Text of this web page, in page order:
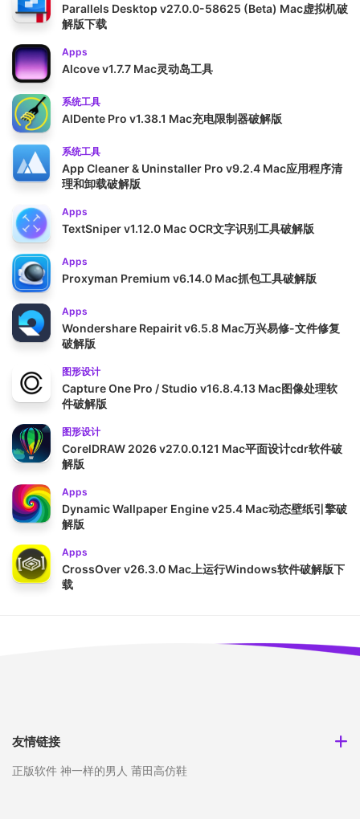
Parallels Desktop v27.0.0-58625 (Beta) Mac虚拟机破
解版下载
Apps
Alcove v1.7.7 Mac灵动岛工具
系统工具
AlDente Pro v1.38.1 Mac充电限制器破解版
系统工具
App Cleaner & Uninstaller Pro v9.2.4 Mac应用程序清
理和卸载破解版
Apps
TextSniper v1.12.0 Mac OCR文字识别工具破解版
Apps
Proxyman Premium v6.14.0 Mac抓包工具破解版
Apps
Wondershare Repairit v6.5.8 Mac万兴易修-文件修复
破解版
图形设计
Capture One Pro / Studio v16.8.4.13 Mac图像处理软
件破解版
图形设计
CorelDRAW 2026 v27.0.0.121 Mac平面设计cdr软件破
解版
Apps
Dynamic Wallpaper Engine v25.4 Mac动态壁纸引擎破
解版
Apps
CrossOver v26.3.0 Mac上运行Windows软件破解版下
载
友情链接
正版软件 神一样的男人 莆田高仿鞋